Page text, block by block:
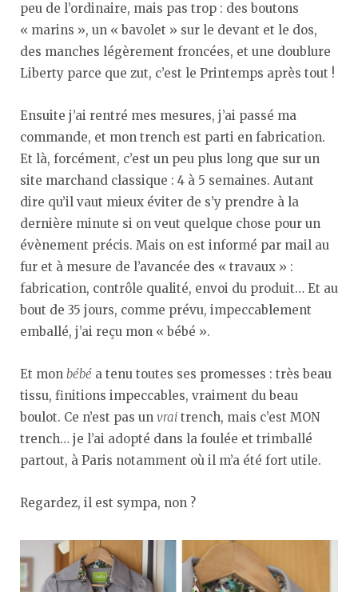
peu de l’ordinaire, mais pas trop : des boutons
« marins », un « bavolet » sur le devant et le dos,
des manches légèrement froncées, et une doublure
Liberty parce que zut, c’est le Printemps après tout !
Ensuite j’ai rentré mes mesures, j’ai passé ma
commande, et mon trench est parti en fabrication.
Et là, forcément, c’est un peu plus long que sur un
site marchand classique : 4 à 5 semaines. Autant
dire qu’il vaut mieux éviter de s’y prendre à la
dernière minute si on veut quelque chose pour un
évènement précis. Mais on est informé par mail au
fur et à mesure de l’avancée des « travaux » :
fabrication, contrôle qualité, envoi du produit… Et au
bout de 35 jours, comme prévu, impeccablement
emballé, j’ai reçu mon « bébé ».
Et mon bébé a tenu toutes ses promesses : très beau
tissu, finitions impeccables, vraiment du beau
boulot. Ce n’est pas un vrai trench, mais c’est MON
trench… je l’ai adopté dans la foulée et trimballé
partout, à Paris notamment où il m’a été fort utile.
Regardez, il est sympa, non ?